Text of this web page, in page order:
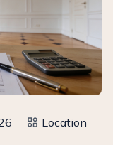
Location